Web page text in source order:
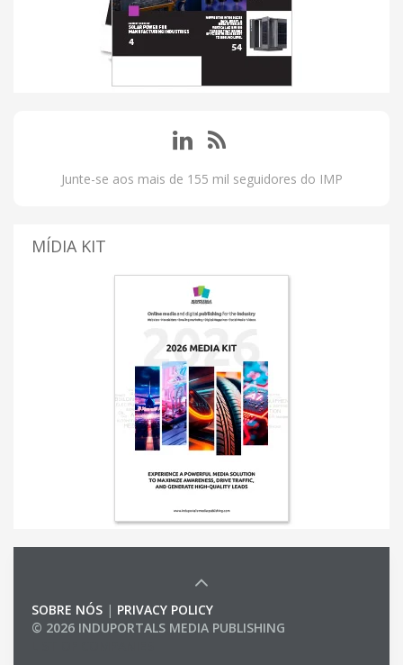
Junte-se aos mais de 155 mil seguidores do IMP
MÍDIA KIT
SOBRE NÓS | PRIVACY POLICY
© 2026 INDUPORTALS MEDIA PUBLISHING